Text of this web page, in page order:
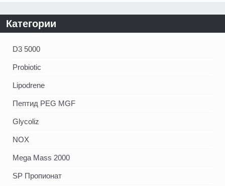
Категории
D3 5000
Probiotic
Lipodrene
Пептид PEG MGF
Glycoliz
NOX
Mega Mass 2000
SP Пропионат